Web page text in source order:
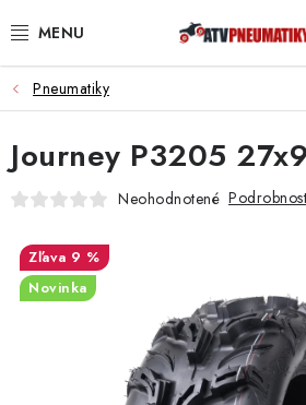
na
PNEUMATIKY
DISKY
ROZŠIROVACIE PODLOŽKY
NÁHRADNÉ DIELY NA ŠTVORKOLKY
OCHRANNÉ RÁMY
KUFRE A BOXY
Pneumatiky
Journey P3205
Neohodnotené
9 %
Novinka